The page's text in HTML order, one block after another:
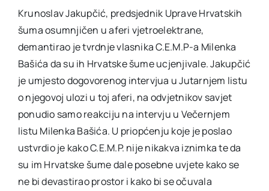
Krunoslav Jakupčić, predsjednik Uprave Hrvatskih
šuma osumnjičen u aferi vjetroelektrane,
demantirao je tvrdnje vlasnika C.E.M.P-a Milenka
Bašića da su ih Hrvatske šume ucjenjivale. Jakupčić
je umjesto dogovorenog intervjua u Jutarnjem listu
o njegovoj ulozi u toj aferi, na odvjetnikov savjet
ponudio samo reakciju na intervju u Večernjem
listu Milenka Bašića. U priopćenju koje je poslao
ustvrdio je kako C.E.M.P. nije nikakva iznimka te da
su im Hrvatske šume dale posebne uvjete kako se
ne bi devastirao prostor i kako bi se očuvala